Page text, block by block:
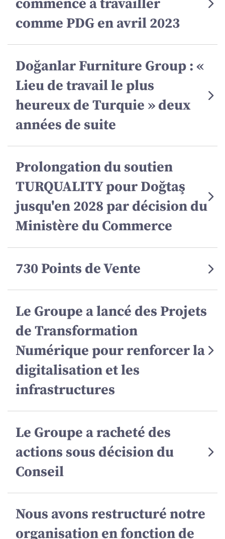
commencé à travailler
comme PDG en avril 2023
Doğanlar Furniture Group : «
Lieu de travail le plus
heureux de Turquie » deux
années de suite
Prolongation du soutien
TURQUALITY pour Doğtaş
jusqu'en 2028 par décision du
Ministère du Commerce
730 Points de Vente
Le Groupe a lancé des Projets
de Transformation
Numérique pour renforcer la
digitalisation et les
infrastructures
Le Groupe a racheté des
actions sous décision du
Conseil
Nous avons restructuré notre
organisation en fonction de